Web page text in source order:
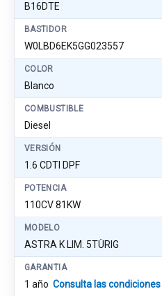
B16DTE
BASTIDOR
W0LBD6EK5GG023557
COLOR
Blanco
COMBUSTIBLE
Diesel
VERSIÓN
1.6 CDTI DPF
POTENCIA
110CV 81KW
MODELO
ASTRA K LIM. 5TÜRIG
GARANTIA
1 año Consulta las